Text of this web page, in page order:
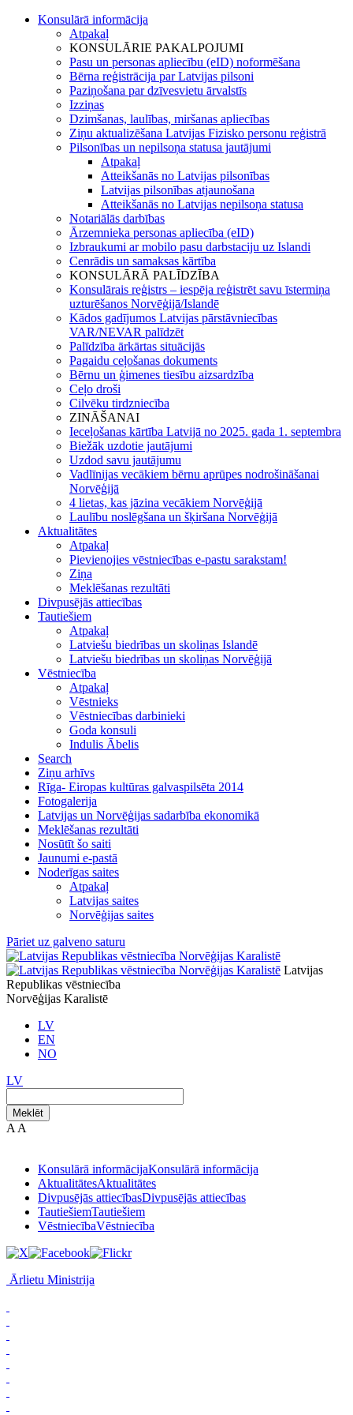
Konsulārā informācija
Atpakaļ
KONSULĀRIE PAKALPOJUMI
Pasu un personas apliecību (eID) noformēšana
Bērna reģistrācija par Latvijas pilsoni
Paziņošana par dzīvesvietu ārvalstīs
Izziņas
Dzimšanas, laulības, miršanas apliecības
Ziņu aktualizēšana Latvijas Fizisko personu reģistrā
Pilsonības un nepilsoņa statusa jautājumi
Atpakaļ
Atteikšanās no Latvijas pilsonības
Latvijas pilsonības atjaunošana
Atteikšanās no Latvijas nepilsoņa statusa
Notariālās darbības
Ārzemnieka personas apliecība (eID)
Izbraukumi ar mobilo pasu darbstaciju uz Islandi
Cenrādis un samaksas kārtība
KONSULĀRĀ PALĪDZĪBA
Konsulārais reģistrs – iespēja reģistrēt savu īstermiņa
uzturēšanos Norvēģijā/Islandē
Kādos gadījumos Latvijas pārstāvniecības
VAR/NEVAR palīdzēt
Palīdzība ārkārtas situācijās
Pagaidu ceļošanas dokuments
Bērnu un ģimenes tiesību aizsardzība
Ceļo droši
Cilvēku tirdzniecība
ZINĀŠANAI
Ieceļošanas kārtība Latvijā no 2025. gada 1. septembra
Biežāk uzdotie jautājumi
Uzdod savu jautājumu
Vadlīnijas vecākiem bērnu aprūpes nodrošināšanai
Norvēģijā
4 lietas, kas jāzina vecākiem Norvēģijā
Laulību noslēgšana un šķiršana Norvēģijā
Aktualitātes
Atpakaļ
Pievienojies vēstniecības e-pastu sarakstam!
Ziņa
Meklēšanas rezultāti
Divpusējās attiecības
Tautiešiem
Atpakaļ
Latviešu biedrības un skoliņas Islandē
Latviešu biedrības un skoliņas Norvēģijā
Vēstniecība
Atpakaļ
Vēstnieks
Vēstniecības darbinieki
Goda konsuli
Indulis Ābelis
Search
Ziņu arhīvs
Rīga- Eiropas kultūras galvaspilsēta 2014
Fotogalerija
Latvijas un Norvēģijas sadarbība ekonomikā
Meklēšanas rezultāti
Nosūtīt šo saiti
Jaunumi e-pastā
Noderīgas saites
Atpakaļ
Latvijas saites
Norvēģijas saites
Pāriet uz galveno saturu
Latvijas
Republikas vēstniecība
Norvēģijas Karalistē
LV
EN
NO
LV
Meklēt
A A
Konsulārā informācijaKonsulārā informācija
AktualitātesAktualitātes
Divpusējās attiecībasDivpusējās attiecības
TautiešiemTautiešiem
VēstniecībaVēstniecība
Ārlietu Ministrija